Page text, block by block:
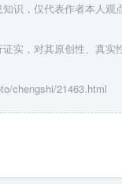
识，仅代表作者本人观
实，对其原创性、真实
chengshi/21463.html